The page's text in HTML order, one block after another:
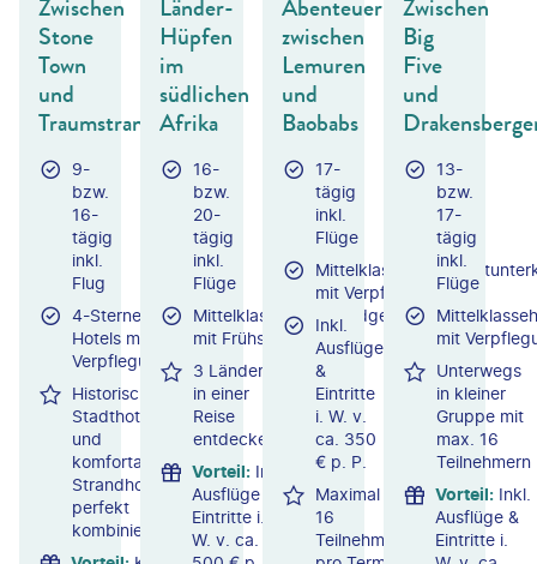
Zwischen
Stone
Town
und
Traumstrand
9-
bzw.
16-
tägig
inkl.
Flug
4-Sterne-
Hotels mit
Verpflegung
Historisches
Stadthotel
und
komfortables
Strandhotel
perfekt
kombiniert
Länder-
Hüpfen
im
südlichen
Afrika
16-
bzw.
20-
tägig
inkl.
Flüge
Mittelklassehotels/Lodges
mit Frühstück
3 Länder
in einer
Reise
entdecken
Vorteil: Inkl.
Ausflüge &
Eintritte i.
W. v. ca.
Abenteuer
zwischen
Lemuren
und
Baobabs
17-
tägig
inkl.
Flüge
Mittelklassehotels/
mit Verpflegung
Inkl.
Ausflüge
&
Eintritte
i. W. v.
ca. 350
€ p. P.
Maximal
16
Teilnehmer
Zwischen
Big
Five
und
13-
bzw.
17-
tägig
inkl.
Flüge
mit
Unterwegs
in kleiner
Gruppe mit
max. 16
Teilnehmern
Vorteil: Inkl.
Ausflüge &
Eintritte i.